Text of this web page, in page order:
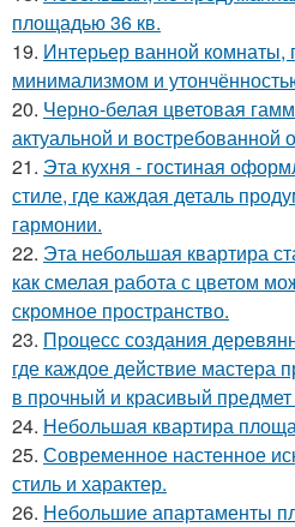
площадью 36 кв.
19. Интерьер ванной комнаты,
минимализмом и
20. Черно-белая цветовая
актуальной и востребованной
21. Эта кухня - гостиная
стиле, где каждая деталь
гармонии.
22. Эта небольшая квартира
как смелая работа с цветом
скромное пространство.
23. Процесс создания
где каждое действие мастера
в прочный и красивый предмет
24. Небольшая квартира
25. Современное настенное
стиль и характер.
26. Небольшие апартаменты